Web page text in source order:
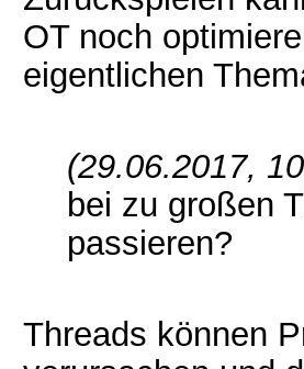
OT noch
eigentlichen
(29.06.2017,
bei zu großen
passieren?
Threads können